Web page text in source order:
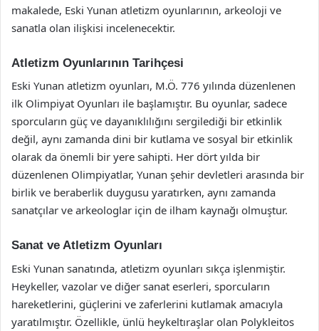
makalede, Eski Yunan atletizm oyunlarının, arkeoloji ve
sanatla olan ilişkisi incelenecektir.
Atletizm Oyunlarının Tarihçesi
Eski Yunan atletizm oyunları, M.Ö. 776 yılında düzenlenen
ilk Olimpiyat Oyunları ile başlamıştır. Bu oyunlar, sadece
sporcuların güç ve dayanıklılığını sergilediği bir etkinlik
değil, aynı zamanda dini bir kutlama ve sosyal bir etkinlik
olarak da önemli bir yere sahipti. Her dört yılda bir
düzenlenen Olimpiyatlar, Yunan şehir devletleri arasında bir
birlik ve beraberlik duygusu yaratırken, aynı zamanda
sanatçılar ve arkeologlar için de ilham kaynağı olmuştur.
Sanat ve Atletizm Oyunları
Eski Yunan sanatında, atletizm oyunları sıkça işlenmiştir.
Heykeller, vazolar ve diğer sanat eserleri, sporcuların
hareketlerini, güçlerini ve zaferlerini kutlamak amacıyla
yaratılmıştır. Özellikle, ünlü heykeltıraşlar olan Polykleitos